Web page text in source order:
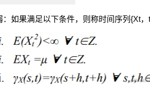
：如果满足以下条件，则称时间序列{Xt